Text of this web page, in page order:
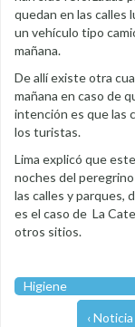
quedan en las calles
un vehículo tipo
mañana.
De allí existe otra
mañana en caso de
intención es que las
los turistas.
Lima explicó que
noches del
las calles y parques,
es el caso de La
otros sitios.
Higiene
‹